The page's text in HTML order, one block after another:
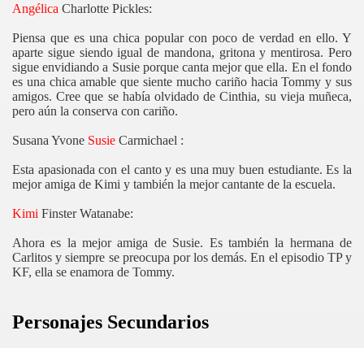
Angélica Charlotte Pickles:
Piensa que es una chica popular con poco de verdad en ello. Y
aparte sigue siendo igual de mandona, gritona y mentirosa. Pero
sigue envidiando a Susie porque canta mejor que ella. En el fondo
es una chica amable que siente mucho cariño hacia Tommy y sus
amigos. Cree que se había olvidado de Cinthia, su vieja muñeca,
pero aún la conserva con cariño.
Susana Yvone Susie Carmichael :
Esta apasionada con el canto y es una muy buen estudiante. Es la
mejor amiga de Kimi y también la mejor cantante de la escuela.
Kimi Finster Watanabe:
Ahora es la mejor amiga de Susie. Es también la hermana de
Carlitos y siempre se preocupa por los demás. En el episodio TP y
KF, ella se enamora de Tommy.
Personajes Secundarios